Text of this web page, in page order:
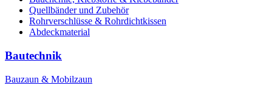
Quellbänder und Zubehör
Rohrverschlüsse & Rohrdichtkissen
Abdeckmaterial
Bautechnik
Bauzaun & Mobilzaun